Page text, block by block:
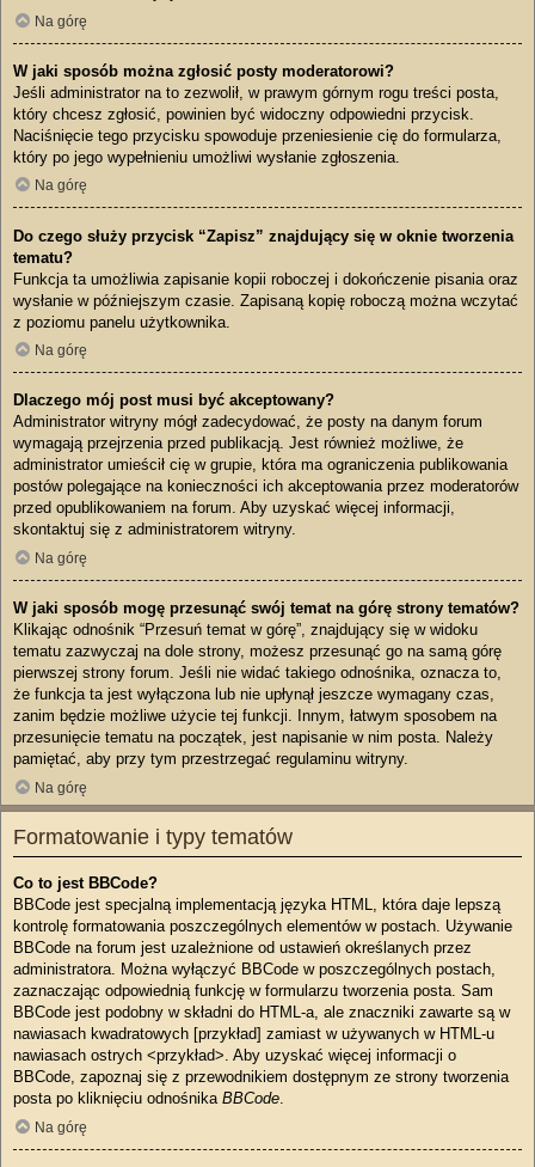
Na górę
W jaki sposób można zgłosić posty moderatorowi?
Jeśli administrator na to zezwolił, w prawym górnym rogu treści posta,
który chcesz zgłosić, powinien być widoczny odpowiedni przycisk.
Naciśnięcie tego przycisku spowoduje przeniesienie cię do formularza,
który po jego wypełnieniu umożliwi wysłanie zgłoszenia.
Na górę
Do czego służy przycisk “Zapisz” znajdujący się w oknie tworzenia
tematu?
Funkcja ta umożliwia zapisanie kopii roboczej i dokończenie pisania oraz
wysłanie w późniejszym czasie. Zapisaną kopię roboczą można wczytać
z poziomu panelu użytkownika.
Na górę
Dlaczego mój post musi być akceptowany?
Administrator witryny mógł zadecydować, że posty na danym forum
wymagają przejrzenia przed publikacją. Jest również możliwe, że
administrator umieścił cię w grupie, która ma ograniczenia publikowania
postów polegające na konieczności ich akceptowania przez moderatorów
przed opublikowaniem na forum. Aby uzyskać więcej informacji,
skontaktuj się z administratorem witryny.
Na górę
W jaki sposób mogę przesunąć swój temat na górę strony tematów?
Klikając odnośnik “Przesuń temat w górę”, znajdujący się w widoku
tematu zazwyczaj na dole strony, możesz przesunąć go na samą górę
pierwszej strony forum. Jeśli nie widać takiego odnośnika, oznacza to,
że funkcja ta jest wyłączona lub nie upłynął jeszcze wymagany czas,
zanim będzie możliwe użycie tej funkcji. Innym, łatwym sposobem na
przesunięcie tematu na początek, jest napisanie w nim posta. Należy
pamiętać, aby przy tym przestrzegać regulaminu witryny.
Na górę
Formatowanie i typy tematów
Co to jest BBCode?
BBCode jest specjalną implementacją języka HTML, która daje lepszą
kontrolę formatowania poszczególnych elementów w postach. Używanie
BBCode na forum jest uzależnione od ustawień określanych przez
administratora. Można wyłączyć BBCode w poszczególnych postach,
zaznaczając odpowiednią funkcję w formularzu tworzenia posta. Sam
BBCode jest podobny w składni do HTML-a, ale znaczniki zawarte są w
nawiasach kwadratowych [przykład] zamiast w używanych w HTML-u
nawiasach ostrych <przykład>. Aby uzyskać więcej informacji o
BBCode, zapoznaj się z przewodnikiem dostępnym ze strony tworzenia
posta po kliknięciu odnośnika BBCode.
Na górę